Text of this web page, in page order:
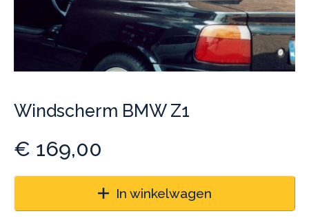
Windscherm BMW Z1
€ 169,00
In winkelwagen